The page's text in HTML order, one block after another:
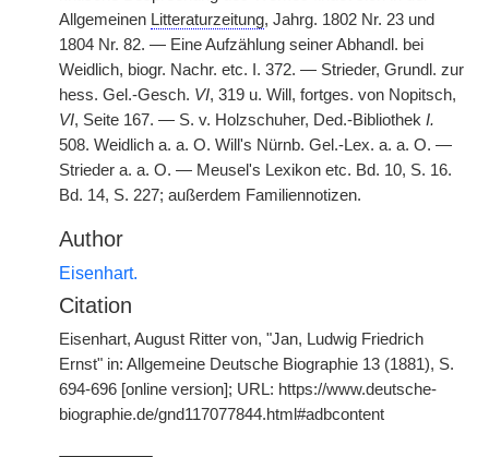
Allgemeinen Litteraturzeitung, Jahrg. 1802 Nr. 23 und
1804 Nr. 82. — Eine Aufzählung seiner Abhandl. bei
Weidlich, biogr. Nachr. etc. I. 372. — Strieder, Grundl. zur
hess. Gel.-Gesch. VI, 319 u. Will, fortges. von Nopitsch,
VI, Seite 167. — S. v. Holzschuher, Ded.-Bibliothek I.
508. Weidlich a. a. O. Will's Nürnb. Gel.-Lex. a. a. O. —
Strieder a. a. O. — Meusel's Lexikon etc. Bd. 10, S. 16.
Bd. 14, S. 227; außerdem Familiennotizen.
Author
Eisenhart.
Citation
Eisenhart, August Ritter von, "Jan, Ludwig Friedrich
Ernst" in: Allgemeine Deutsche Biographie 13 (1881), S.
694-696 [online version]; URL: https://www.deutsche-
biographie.de/gnd117077844.html#adbcontent